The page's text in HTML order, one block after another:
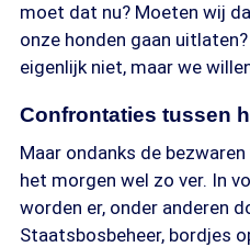
moet dat nu? Moeten wij
onze honden gaan
eigenlijk niet, maar we
Confrontaties tussen
Maar ondanks de
het morgen wel zo ver. In
worden er, onder anderen
Staatsbosbeheer, bordjes